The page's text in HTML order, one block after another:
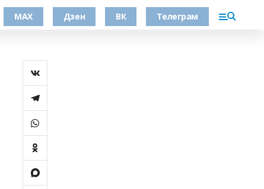
МАХ Дзен ВК Телеграм